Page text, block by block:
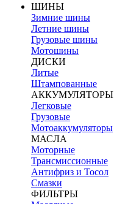
ШИНЫ
Зимние шины
Летние шины
Грузовые шины
Мотошины
ДИСКИ
Литые
Штампованные
АККУМУЛЯТОРЫ
Легковые
Грузовые
Мотоаккумуляторы
МАСЛА
Моторные
Трансмиссионные
Антифриз и Тосол
Смазки
ФИЛЬТРЫ